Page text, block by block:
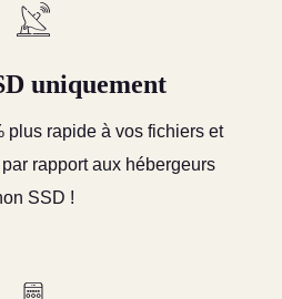
uniquement
plus rapide à vos fichiers et
rapport aux hébergeurs
SSD !